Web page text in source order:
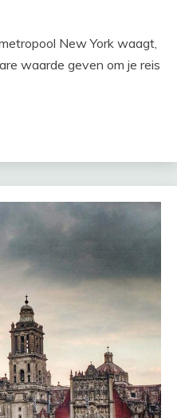
New York waagt,
waarde geven om je reis